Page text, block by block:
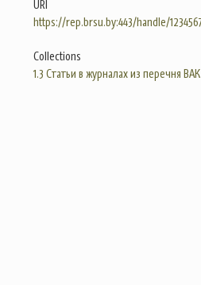
URI
https://rep.brsu.by:443/handle/
Collections
1.3 Статьи в журналах из перечня ВАК